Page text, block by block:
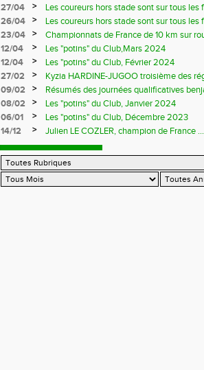
27/04
>
Les coureurs hors stade sont sur tous les
26/04
>
Les coureurs hors stade sont sur tous les
23/04
>
Championnats de France de 10 km sur
12/04
>
Les "potins" du Club,Mars 2024
12/04
>
Les "potins" du Club, Février 2024
27/02
>
Kyzia HARDINE-JUGOO troisième des
09/02
>
Résumés des journées qualificatives
08/02
>
Les "potins" du Club, Janvier 2024
06/01
>
Les "potins" du Club, Décembre 2023
14/12
> Julien LE COZLER, champion de France ...